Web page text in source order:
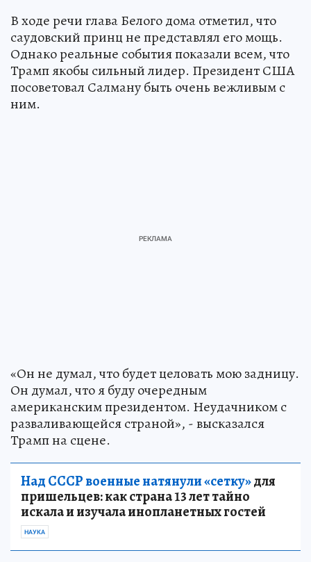
В ходе речи глава Белого дома отметил, что
саудовский принц не представлял его мощь.
Однако реальные события показали всем, что
Трамп якобы сильный лидер. Президент США
посоветовал Салману быть очень вежливым с
ним.
«Он не думал, что будет целовать мою задницу.
Он думал, что я буду очередным
американским президентом. Неудачником с
разваливающейся страной», - высказался
Трамп на сцене.
Над СССР военные натянули «сетку»для
пришельцев: как страна 13 лет тайно
искала и изучала инопланетных гостей
НАУКА